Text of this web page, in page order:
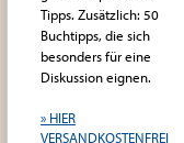
Tipps. Zusätzlich: 50
Buchtipps, die sich
besonders für eine
Diskussion eignen.
» HIER
VERSANDKOSTENFREI